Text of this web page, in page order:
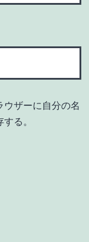
ウザーに自分の名
る。